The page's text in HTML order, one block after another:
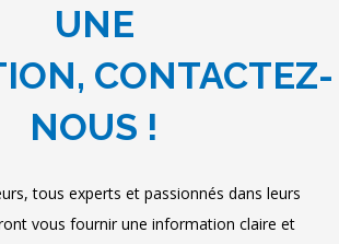
UNE
CONTACTEZ-
NOUS !
tous experts et passionnés dans leurs
vous fournir une information claire et